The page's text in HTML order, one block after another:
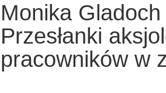
Monika Gladoch
Przesłanki
pracowników w